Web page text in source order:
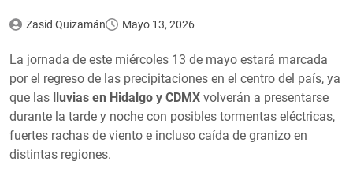
Zasid Quizamán Mayo 13, 2026
La jornada de este miércoles 13 de mayo estará marcada
por el regreso de las precipitaciones en el centro del país, ya
que las lluvias en Hidalgo y CDMX volverán a presentarse
durante la tarde y noche con posibles tormentas eléctricas,
fuertes rachas de viento e incluso caída de granizo en
distintas regiones.